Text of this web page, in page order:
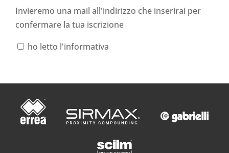
Invieremo una mail all'indirizzo che inserirai per
confermare la tua iscrizione
ho letto l'informativa